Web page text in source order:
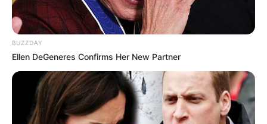
ΕΝΑ ΑΠΟΣΠΑΣΜΑ ΤΗΣ ΤΑΙΝΙΑΣ-ΒΙΟΓΡΑΦΙΑΣ ΓΙΑ ΤΟΝ
ΣΤΡΑΤΗΓΟ ΠΑΤΤΟΝ ΜΕ ΤΟ ΦΟΝΤΟ ΤΗΝ ΑΜΕΡΙΚΑΝΙΚΗ
ΣΗΜΑΙΑ. ΠΟΛΥ ΣΗΜΕΙΟΛΟΓΙΚΗ Η ΕΜΦΑΝΙΣΗ ΤΟΥ… ΕΝΑΣ
ΑΛΛΟ, ΕΙΝΑΙ ΕΞΑΙΡΕΤΙΚΑ ΑΣΥΝΗΘΙΣΤΟ… ΟΜΩΣ
ΠΡΟΒΛΗΘΗΚΕ ΣΤΙΣ ΓΙΓΑΝΤΟΘΟΝΕΣ… ΕΠΙΣΗΣ, Ο ΠΑΤΤΟΝ
ΕΧΕΙ ΜΕΙΝΕΙ ΣΤΗΝ ΙΣΤΟΡΙΑ ΩΣ ΕΝΑΣ ΜΕΓΑΛΟΣ ΑΝΤΙ-
BUZZDAY
Ellen DeGeneres Confirms Her New Partner